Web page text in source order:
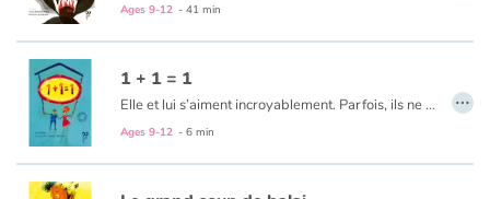
Emotions and feelings
Formats and illustrations
Catalogue anglais
Ages 9-12 - 41 min
1 + 1 = 1
Elle et lui s’aiment incroyablement. Parfois, ils ne se comprennent pas. Et pourtant…
Ages 9-12 - 6 min
…